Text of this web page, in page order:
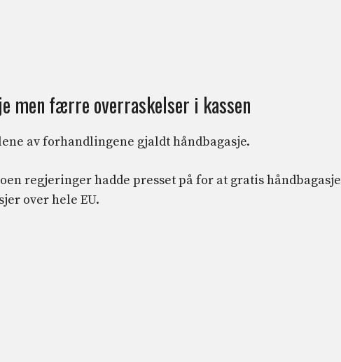
men færre overraskelser i kassen
av forhandlingene gjaldt håndbagasje.
regjeringer hadde presset på for at gratis håndbagasje
over hele EU.